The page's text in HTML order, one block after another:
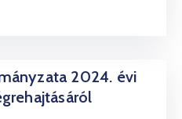
2024. évi